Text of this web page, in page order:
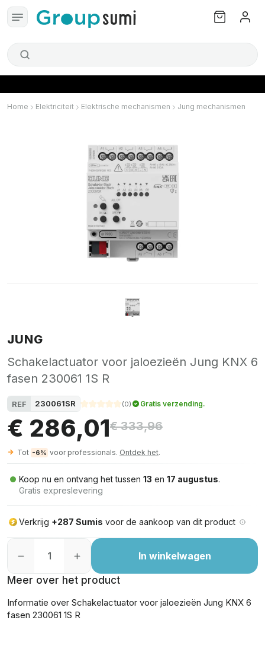
Home Elektriciteit Elektrische mechanismen Jung mechanismen
JUNG
Schakelactuator voor jaloezieën Jung KNX 6
fasen 230061 1S R
REF 230061SR (0) Gratis verzending.
€ 286,01€ 333,96
Tot -6% voor professionals. Ontdek het.
Koop nu en ontvang het tussen 13 en 17 augustus.
Gratis expreslevering
Verkrijg +287 Sumis voor de aankoop van dit product
In winkelwagen
Meer over het product
Informatie over Schakelactuator voor jaloezieën Jung KNX 6
fasen 230061 1S R